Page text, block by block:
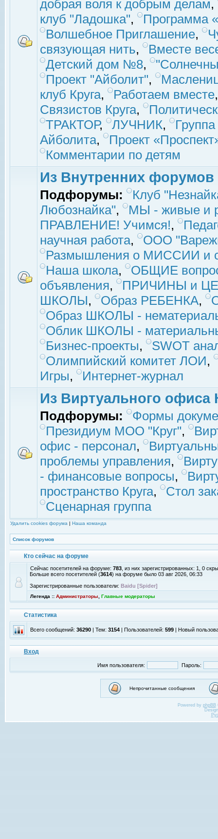
добрая воля к добрым делам,
клуб "Ладошка",
Программа
Волшебное Приглашение,
связующая нить,
Вместе
Детский дом №8,
Проект "Айболит",
клуб Круга, Работаем вместе
Связистов Круга,
ТРАКТОР, ЛУЧНИК,
Айболита,
Проект
Комментарии по детям
Из Внутренних форумов
Подфорумы:
Клуб
Любознайка",
МЫ - живые и
ПРАВЛЕНИЕ! Учимся!,
научная работа,
ООО
Размышления о МИССИИ и
Наша школа,
ОБЩИЕ
объявления,
ПРИЧИНЫ и
ШКОЛЫ, Образ РЕБЕНКА,
Образ ШКОЛЫ -
Облик ШКОЛЫ -
Бизнес-проекты,
SWOT
Олимпийский комитет ЛОИ,
Игры, Интернет-журнал
Из Виртуального офиса
Подфорумы:
Формы
Президиум МОО "Круг",
офис - персонал,
проблемы управления,
- финансовые вопросы,
пространство Круга,
Стол
Сценарная группа
Удалить cookies форума | Наша команда
Список форумов
Кто сейчас на форуме
Сейчас посетителей на форуме: 783 , из них зарегистрированных: 1, 0
Больше всего посетителей (3614) на форуме было 03 авг 2026, 06:33
Зарегистрированные пользователи: Baidu [Spider]
Легенда :: Администраторы Главные модераторы
Статистика
Всего сообщений: 36290 | Тем: 3154 | Пользователей: 599 | Новый
Вход
Имя пользователя: Пароль:
Непрочитанные сообщения
Powered by phpBB